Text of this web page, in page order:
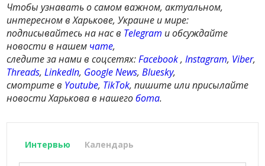
Чтобы узнавать о самом важном, актуальном,
интересном в Харькове, Украине и мире:
подписывайтесь на нас в Telegram и обсуждайте
новости в нашем чате,
следите за нами в соцсетях:Facebook,Instagram, Viber,
Threads,LinkedIn, Google News,Bluesky,
смотрите в Youtube, TikTok, пишите или присылайте
новости Харькова в нашегобота.
Интервью Календарь